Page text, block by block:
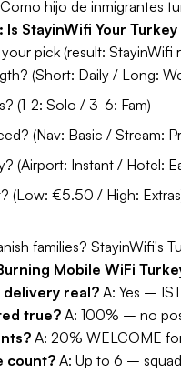
hijo de inmigrantes
Is StayinWifi Your
pick (result: StayinWifi
(Short: Daily / Long:
(1-2: Solo / 3-6: Fam)
(Nav: Basic / Stream:
(Airport: Instant / Hotel:
(Low: €5.50 / High:
families? StayinWifi's
Mobile WiFi
delivery real?A: Yes –
true? A: 100% – no
A: 20% WELCOME
count? A: Up to 6 –